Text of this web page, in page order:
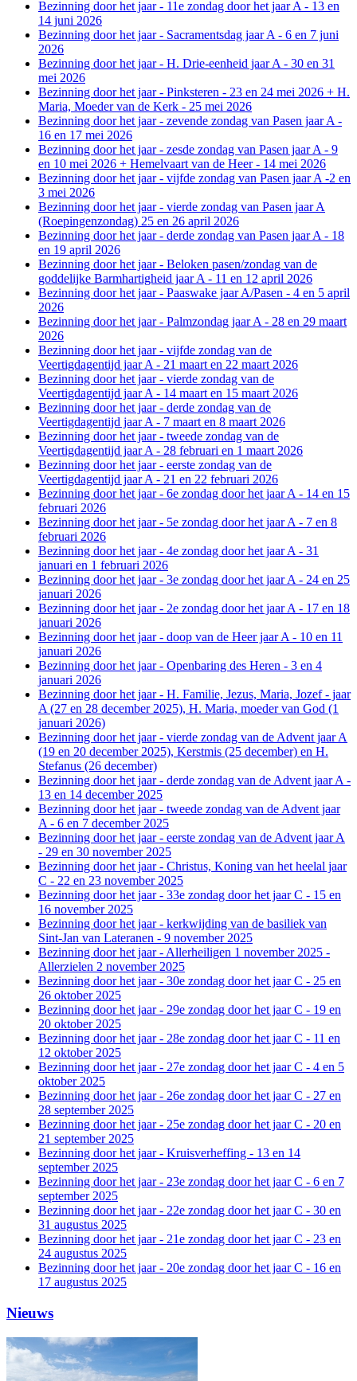
Bezinning door het jaar - 11e zondag door het jaar A - 13 en
14 juni 2026
Bezinning door het jaar - Sacramentsdag jaar A - 6 en 7 juni
2026
Bezinning door het jaar - H. Drie-eenheid jaar A - 30 en 31
mei 2026
Bezinning door het jaar - Pinksteren - 23 en 24 mei 2026 + H.
Maria, Moeder van de Kerk - 25 mei 2026
Bezinning door het jaar - zevende zondag van Pasen jaar A -
16 en 17 mei 2026
Bezinning door het jaar - zesde zondag van Pasen jaar A - 9
en 10 mei 2026 + Hemelvaart van de Heer - 14 mei 2026
Bezinning door het jaar - vijfde zondag van Pasen jaar A -2 en
3 mei 2026
Bezinning door het jaar - vierde zondag van Pasen jaar A
(Roepingenzondag) 25 en 26 april 2026
Bezinning door het jaar - derde zondag van Pasen jaar A - 18
en 19 april 2026
Bezinning door het jaar - Beloken pasen/zondag van de
goddelijke Barmhartigheid jaar A - 11 en 12 april 2026
Bezinning door het jaar - Paaswake jaar A/Pasen - 4 en 5 april
2026
Bezinning door het jaar - Palmzondag jaar A - 28 en 29 maart
2026
Bezinning door het jaar - vijfde zondag van de
Veertigdagentijd jaar A - 21 maart en 22 maart 2026
Bezinning door het jaar - vierde zondag van de
Veertigdagentijd jaar A - 14 maart en 15 maart 2026
Bezinning door het jaar - derde zondag van de
Veertigdagentijd jaar A - 7 maart en 8 maart 2026
Bezinning door het jaar - tweede zondag van de
Veertigdagentijd jaar A - 28 februari en 1 maart 2026
Bezinning door het jaar - eerste zondag van de
Veertigdagentijd jaar A - 21 en 22 februari 2026
Bezinning door het jaar - 6e zondag door het jaar A - 14 en 15
februari 2026
Bezinning door het jaar - 5e zondag door het jaar A - 7 en 8
februari 2026
Bezinning door het jaar - 4e zondag door het jaar A - 31
januari en 1 februari 2026
Bezinning door het jaar - 3e zondag door het jaar A - 24 en 25
januari 2026
Bezinning door het jaar - 2e zondag door het jaar A - 17 en 18
januari 2026
Bezinning door het jaar - doop van de Heer jaar A - 10 en 11
januari 2026
Bezinning door het jaar - Openbaring des Heren - 3 en 4
januari 2026
Bezinning door het jaar - H. Familie, Jezus, Maria, Jozef - jaar
A (27 en 28 december 2025), H. Maria, moeder van God (1
januari 2026)
Bezinning door het jaar - vierde zondag van de Advent jaar A
(19 en 20 december 2025), Kerstmis (25 december) en H.
Stefanus (26 december)
Bezinning door het jaar - derde zondag van de Advent jaar A -
13 en 14 december 2025
Bezinning door het jaar - tweede zondag van de Advent jaar
A - 6 en 7 december 2025
Bezinning door het jaar - eerste zondag van de Advent jaar A
- 29 en 30 november 2025
Bezinning door het jaar - Christus, Koning van het heelal jaar
C - 22 en 23 november 2025
Bezinning door het jaar - 33e zondag door het jaar C - 15 en
16 november 2025
Bezinning door het jaar - kerkwijding van de basiliek van
Sint-Jan van Lateranen - 9 november 2025
Bezinning door het jaar - Allerheiligen 1 november 2025 -
Allerzielen 2 november 2025
Bezinning door het jaar - 30e zondag door het jaar C - 25 en
26 oktober 2025
Bezinning door het jaar - 29e zondag door het jaar C - 19 en
20 oktober 2025
Bezinning door het jaar - 28e zondag door het jaar C - 11 en
12 oktober 2025
Bezinning door het jaar - 27e zondag door het jaar C - 4 en 5
oktober 2025
Bezinning door het jaar - 26e zondag door het jaar C - 27 en
28 september 2025
Bezinning door het jaar - 25e zondag door het jaar C - 20 en
21 september 2025
Bezinning door het jaar - Kruisverheffing - 13 en 14
september 2025
Bezinning door het jaar - 23e zondag door het jaar C - 6 en 7
september 2025
Bezinning door het jaar - 22e zondag door het jaar C - 30 en
31 augustus 2025
Bezinning door het jaar - 21e zondag door het jaar C - 23 en
24 augustus 2025
Bezinning door het jaar - 20e zondag door het jaar C - 16 en
17 augustus 2025
Nieuws